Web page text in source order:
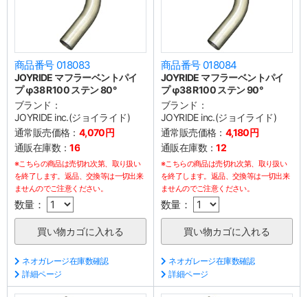
商品番号 018083
JOYRIDE マフラーベントパイ
プ φ38 R100 ステン 80°
ブランド：
JOYRIDE inc.(ジョイライド)
通常販売価格： 4,070円
通販在庫数：16
※こちらの商品は売切れ次第、取り扱い
を終了します。返品、交換等は一切出来
ませんのでご注意ください。
数量：
ネオガレージ在庫数確認
詳細ページ
商品番号 018084
JOYRIDE マフラーベントパイ
プ φ38 R100 ステン 90°
ブランド：
JOYRIDE inc.(ジョイライド)
通常販売価格： 4,180円
通販在庫数：12
※こちらの商品は売切れ次第、取り扱い
を終了します。返品、交換等は一切出来
ませんのでご注意ください。
数量：
ネオガレージ在庫数確認
詳細ページ